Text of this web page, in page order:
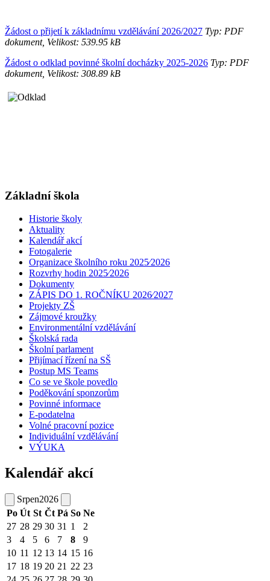
Žádost o přijetí k základnímu vzdělávání 2026/2027 Typ: PDF
dokument, Velikost: 539.95 kB
Žádost o odklad povinné školní docházky 2025-2026 Typ: PDF
dokument, Velikost: 308.89 kB
Základní škola
Historie školy
Aktuality
Kalendář akcí
Fotogalerie
Organizace školního roku 2025⁄2026
Rozvrhy hodin 2025⁄2026
Dokumenty
ZÁPIS DO 1. ROČNÍKU 2026⁄2027
Projekty ZŠ
Zájmové kroužky
Environmentální vzdělávání
Školská rada
Školní parlament
Přijímací řízení na SŠ
Postup MS Teams
Co se ve škole povedlo
Poděkování sponzorům
Povinné informace
E-podatelna
Volné pracovní pozice
Individuální vzdělávání
VÝUKA
Kalendář akcí
Srpen2026
Po Út St Čt Pá So Ne
27 28 29 30 31 1
2
3
4 5 6 7 8
9
10 11 12 13 14 15 16
17 18 19 20 21 22 23